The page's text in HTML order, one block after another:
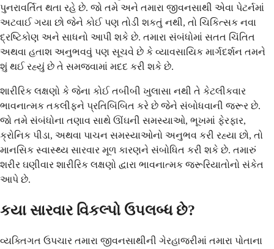
પુનરાવર્તિત થતા રહે છે. જો તમે અને તમારા જીવનસાથી એવા પેટર્નમાં
અટવાઈ ગયા છો જેને કોઈ પણ તોડી શકતું નથી, તો ચિકિત્સક નવા
દ્રષ્ટિકોણ અને સાધનો આપી શકે છે. તમારા સંબંધોમાં સતત ચિંતિત
અથવા હતાશ અનુભવવું પણ સૂચવે છે કે વ્યાવસાયિક માર્ગદર્શન તમને
શું થઈ રહ્યું છે તે સમજવામાં મદદ કરી શકે છે.
શારીરિક લક્ષણો કે જેના કોઈ તબીબી ખુલાસા નથી તે કેટલીકવાર
ભાવનાત્મક તકલીફને પ્રતિબિંબિત કરે છે જેને સંબોધવાની જરૂર છે.
જો તમે સંબંધોના તણાવ સાથે ઊંઘની સમસ્યાઓ, ભૂખમાં ફેરફાર,
ક્રોનિક પીડા, અથવા પાચન સમસ્યાઓનો અનુભવ કરી રહ્યા છો, તો
માનસિક સ્વાસ્થ્ય સારવાર મૂળ કારણને સંબોધિત કરી શકે છે. તમારું
શરીર ઘણીવાર શારીરિક લક્ષણો દ્વારા ભાવનાત્મક જરૂરિયાતોનો સંકેત
આપે છે.
કયા સારવાર વિકલ્પો ઉપલબ્ધ છે?
વ્યક્તિગત ઉપચાર તમારા જીવનસાથીની ગેરહાજરીમાં તમારા પોતાના